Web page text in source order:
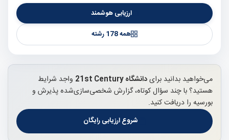
ارزیابی هوشمند
همه 178 رشته
می‌خواهید بدانید برایدانشگاه 21st Century
واجد شرایط
هستید؟ با چند سؤال کوتاه، گزارش شخصی‌سازی‌شده پذیرش و
بورسیه را دریافت کنید.
شروع ارزیابی رایگان